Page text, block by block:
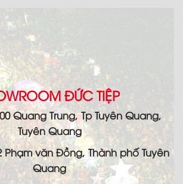
ĐỨC TIỆP
Quang Trung, Tp Tuyên Quang,
Tuyên Quang
Phạm văn Đồng, Thành phố Tuyên
Quang